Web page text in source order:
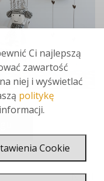
Next
Ci najlepszą
zawartość
niej i wyświetlać
politykę
Cookie